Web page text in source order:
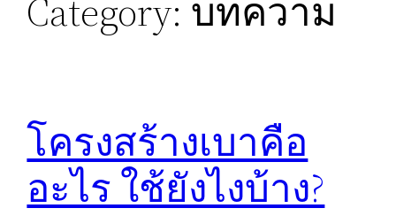
Category: บทความ
โครงสร้างเบาคือ
อะไร ใช้ยังไงบ้าง?